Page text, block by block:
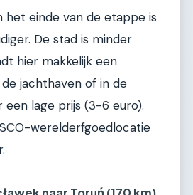
het einde van de etappe is
De stad is minder
hier makkelijk een
jachthaven of in de
een lage prijs (3-6 euro).
werelderfgoedlocatie